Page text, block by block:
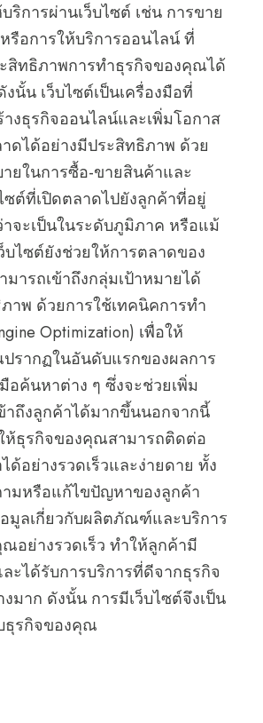
การผ่านเว็บไซต์ เช่น การขาย
รือการให้บริการออนไลน์ ที่
สิทธิภาพการทำธุรกิจของคุณได้
นั้น เว็บไซต์เป็นเครื่องมือที่
งธุรกิจออนไลน์และเพิ่มโอกาส
ดได้อย่างมีประสิทธิภาพ ด้วย
ยในการซื้อ-ขายสินค้าและ
ซต์ที่เปิดตลาดไปยังลูกค้าที่อยู่
จะเป็นในระดับภูมิภาค หรือแม้
บไซต์ยังช่วยให้การตลาดของ
ารถเข้าถึงกลุ่มเป้าหมายได้
าพ ด้วยการใช้เทคนิคการทำ
Optimization) เพื่อให้
รากฏในอันดับแรกของผลการ
อค้นหาต่าง ๆ ซึ่งจะช่วยเพิ่ม
าถึงลูกค้าได้มากขึ้นนอกจากนี้
ห้ธุรกิจของคุณสามารถติดต่อ
ด้อย่างรวดเร็วและง่ายดาย ทั้ง
มหรือแก้ไขปัญหาของลูกค้า
มูลเกี่ยวกับผลิตภัณฑ์และบริการ
อย่างรวดเร็ว ทำให้ลูกค้ามี
ะได้รับการบริการที่ดีจากธุรกิจ
มาก ดังนั้น การมีเว็บไซต์จึงเป็น
ธุรกิจของคุณ